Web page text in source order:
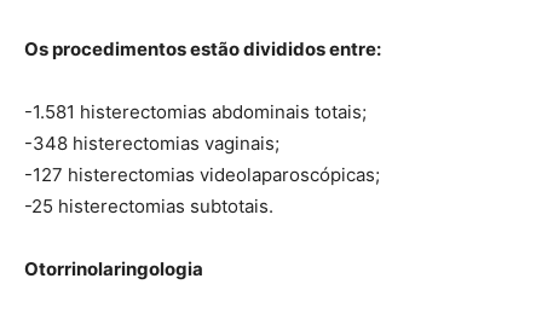
Os procedimentos estão divididos entre:
-1.581 histerectomias abdominais totais;
-348 histerectomias vaginais;
-127 histerectomias videolaparoscópicas;
-25 histerectomias subtotais.
Otorrinolaringologia